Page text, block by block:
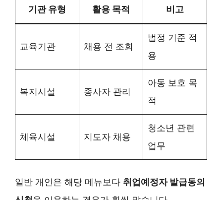
기관 유형 활용 목적 비고
교육기관 채용 전 조회
법정 기준 적
용
복지시설 종사자 관리
아동 보호 목
적
체육시설 지도자 채용
청소년 관련
업무
일반 개인은 해당 메뉴보다 취업예정자 발급동의